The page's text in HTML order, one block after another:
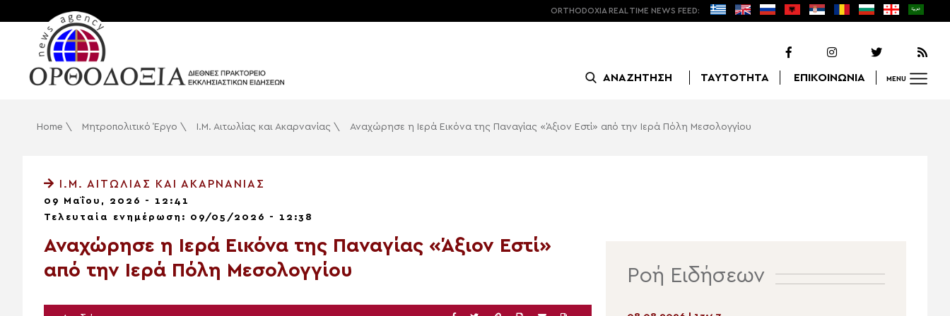
ORTHODOXIA REAL TIME NEWS FEED:
ΑΝΑΖΗΤΗΣΗ ΤΑΥΤΟΤΗΤΑ ΕΠΙΚΟΙΝΩΝΙΑ MENU
Home \ Μητροπολιτικό Έργο \ Ι.Μ. Αιτωλίας και Ακαρνανίας \ Αναχώρησε η Ιερά Εικόνα της Παναγίας «Άξιον Εστί» από την Ιερά Πόλη Μεσολογγίου
Ι.Μ. ΑΙΤΩΛΊΑΣ ΚΑΙ ΑΚΑΡΝΑΝΊΑΣ
09 Μαΐου, 2026 - 12:41
Τελευταία ενημέρωση: 09/05/2026 - 12:38
Αναχώρησε η Ιερά Εικόνα της Παναγίας «Άξιον Εστί»
από την Ιερά Πόλη Μεσολογγίου
Ροή Ειδήσεων